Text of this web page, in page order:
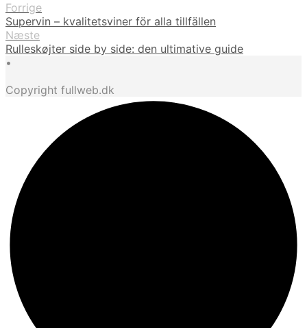
Forrige
Supervin – kvalitetsviner för alla tillfällen
Næste
Rulleskøjter side by side: den ultimative guide
•
Copyright fullweb.dk